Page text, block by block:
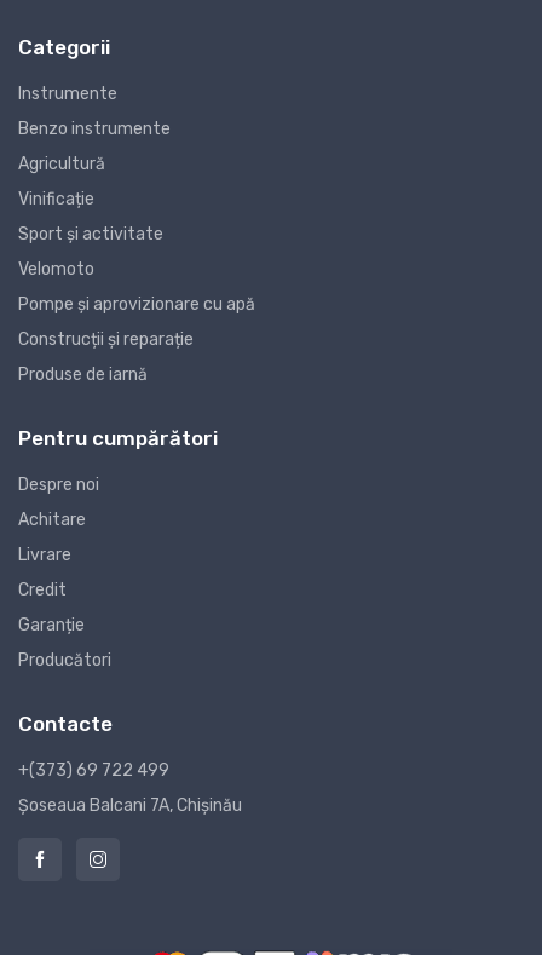
Categorii
Instrumente
Benzo instrumente
Agricultură
Vinificație
Sport și activitate
Velomoto
Pompe și aprovizionare cu apă
Construcții și reparație
Produse de iarnă
Pentru cumpărători
Despre noi
Achitare
Livrare
Credit
Garanție
Producători
Contacte
+(373) 69 722 499
Șoseaua Balcani 7A, Chișinău